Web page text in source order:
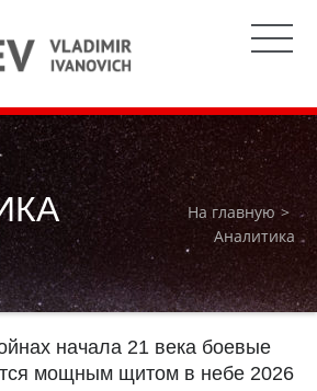
На главную
Аналитика
начала 21 века боевые
мощным щитом в небе 2026